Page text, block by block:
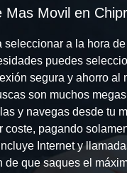
Movil en
a la hora
puedes
segura y ahorro al
son muchos
y navegas desde tu
pagando
Internet y
que saques el